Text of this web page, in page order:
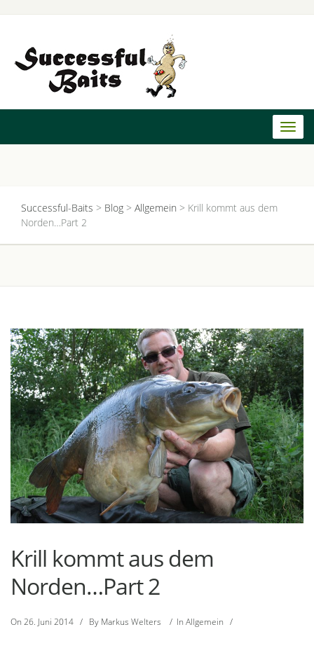
Successful-Baits > Blog > Allgemein > Krill kommt aus dem
Norden…Part 2
Krill kommt aus dem
Norden…Part 2
On 26. Juni 2014 / By Markus Welters / In Allgemein /